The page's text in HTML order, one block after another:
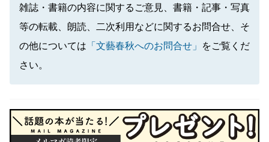
雑誌・書籍の内容に関するご意見、書籍・記事・写真
等の転載、朗読、二次利用などに関するお問合せ、そ
の他については 「文藝春秋へのお問合せ」
をご覧くだ
さい。